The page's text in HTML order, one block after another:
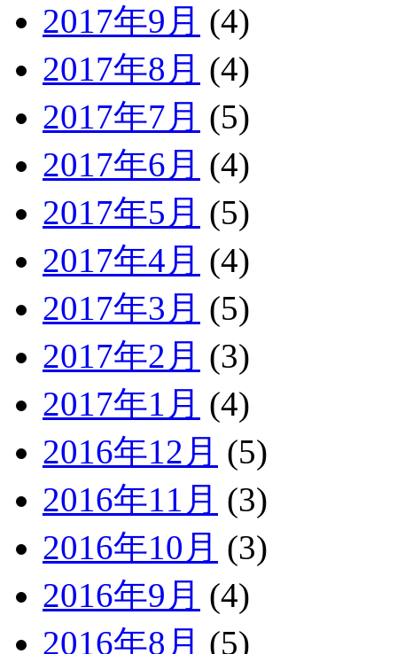
2017年9月 (4)
2017年8月 (4)
2017年7月 (5)
2017年6月 (4)
2017年5月 (5)
2017年4月 (4)
2017年3月 (5)
2017年2月 (3)
2017年1月 (4)
2016年12月 (5)
2016年11月 (3)
2016年10月 (3)
2016年9月 (4)
2016年8月 (5)